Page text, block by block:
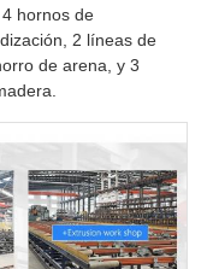
hornos de
2 líneas de
de arena, y 3